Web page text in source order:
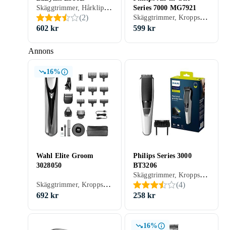
Annons
Skäggtrimmer, Hårklippare, Batteridrift, Batterinivåindikator, Display, Stöd för snabbladdning, Multitrimmer, Avtagbart blad
(2)
602 kr
Series 7000 MG7921
Skäggtrimmer, Kroppshår, Nästrimmer & örontrimmer, Hårklippare, Ögonbrynstrimmer, För våt och torr användning, Batterinivåindikator, Stöd för snabbladdning, Multitrimmer, Vattentät, Laddningsindikator, Precisionsskärsystem, Självslipande blad, Hårkam ingår
599 kr
16%
Wahl Elite Groom
3028050
Skäggtrimmer, Kroppshår, Nästrimmer & örontrimmer, Hårklippare, Ögonbrynstrimmer, Batteridrift, Sax, Stöd för snabbladdning, Multitrimmer, Laddningsställ, Hårkam ingår
692 kr
Philips Series 3000
BT3206
Skäggtrimmer, Kroppshår, Hårklippare, Batteridrift, Batterinivåindikator, Display, Handtag, Vattentålig, Inställningslås, Multitrimmer, Vattentät, Laddningsindikator, Hårkam ingår, Oljefri underhåll
(4)
258 kr
16%